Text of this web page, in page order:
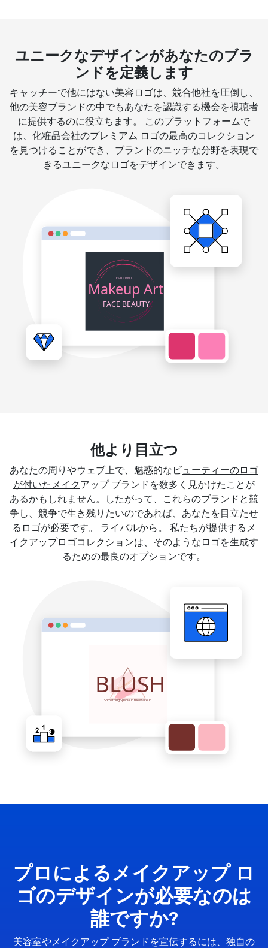
ユニークなデザインがあなたのブラ
ンドを定義します
キャッチーで他にはない美容ロゴは、競合他社を圧倒し、
他の美容ブランドの中でもあなたを認識する機会を視聴者
に提供するのに役立ちます。 このプラットフォームで
は、化粧品会社のプレミアム ロゴの最高のコレクション
を見つけることができ、ブランドのニッチな分野を表現で
きるユニークなロゴをデザインできます。
他より目立つ
あなたの周りやウェブ上で、魅惑的なビ ューティーのロゴ
が付いたメイク アップ ブランドを数多く見かけたことが
あるかもしれません。したがって、これらのブランドと競
争し、競争で生き残りたいのであれば、あなたを目立たせ
るロゴが必要です。 ライバルから。 私たちが提供するメ
イクアップロゴコレクションは、そのようなロゴを生成す
るための最良のオプションです。
プロによるメイクアップ ロ
ゴのデザインが必要なのは
誰ですか?
美容室やメイクアップ ブランドを宣伝するには、独自の